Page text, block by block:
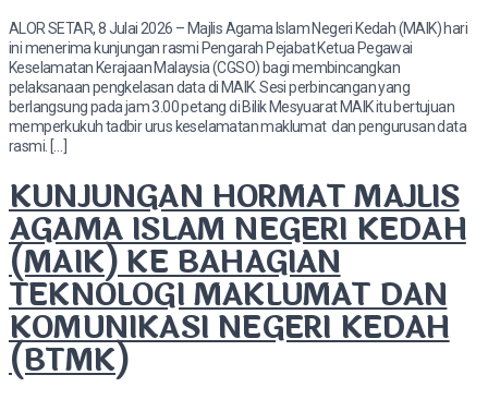
ALOR SETAR, 8 Julai 2026 – Majlis Agama Islam Negeri Kedah (MAIK) hari
ini menerima kunjungan rasmi Pengarah Pejabat Ketua Pegawai
Keselamatan Kerajaan Malaysia (CGSO) bagi membincangkan
pelaksanaan pengkelasan data di MAIK. Sesi perbincangan yang
berlangsung pada jam 3.00 petang di Bilik Mesyuarat MAIK itu bertujuan
memperkukuh tadbir urus keselamatan maklumat dan pengurusan data
rasmi. […]
KUNJUNGAN HORMAT MAJLIS
AGAMA ISLAM NEGERI KEDAH
(MAIK) KE BAHAGIAN
TEKNOLOGI MAKLUMAT DAN
KOMUNIKASI NEGERI KEDAH
(BTMK)